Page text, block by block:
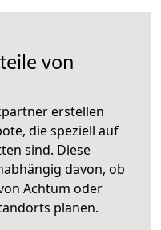
von
erstellen
die speziell auf
sind. Diese
davon, ob
Achtum oder
planen.